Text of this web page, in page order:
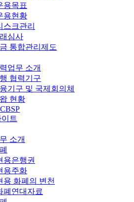
용목표
용현황
스크관리
심사
통합관리제도
업무 소개
협력기구
기구 및 국제회의체
현황
트
소개
용은행권
용주화
용 화폐의 변천
폐연대자료